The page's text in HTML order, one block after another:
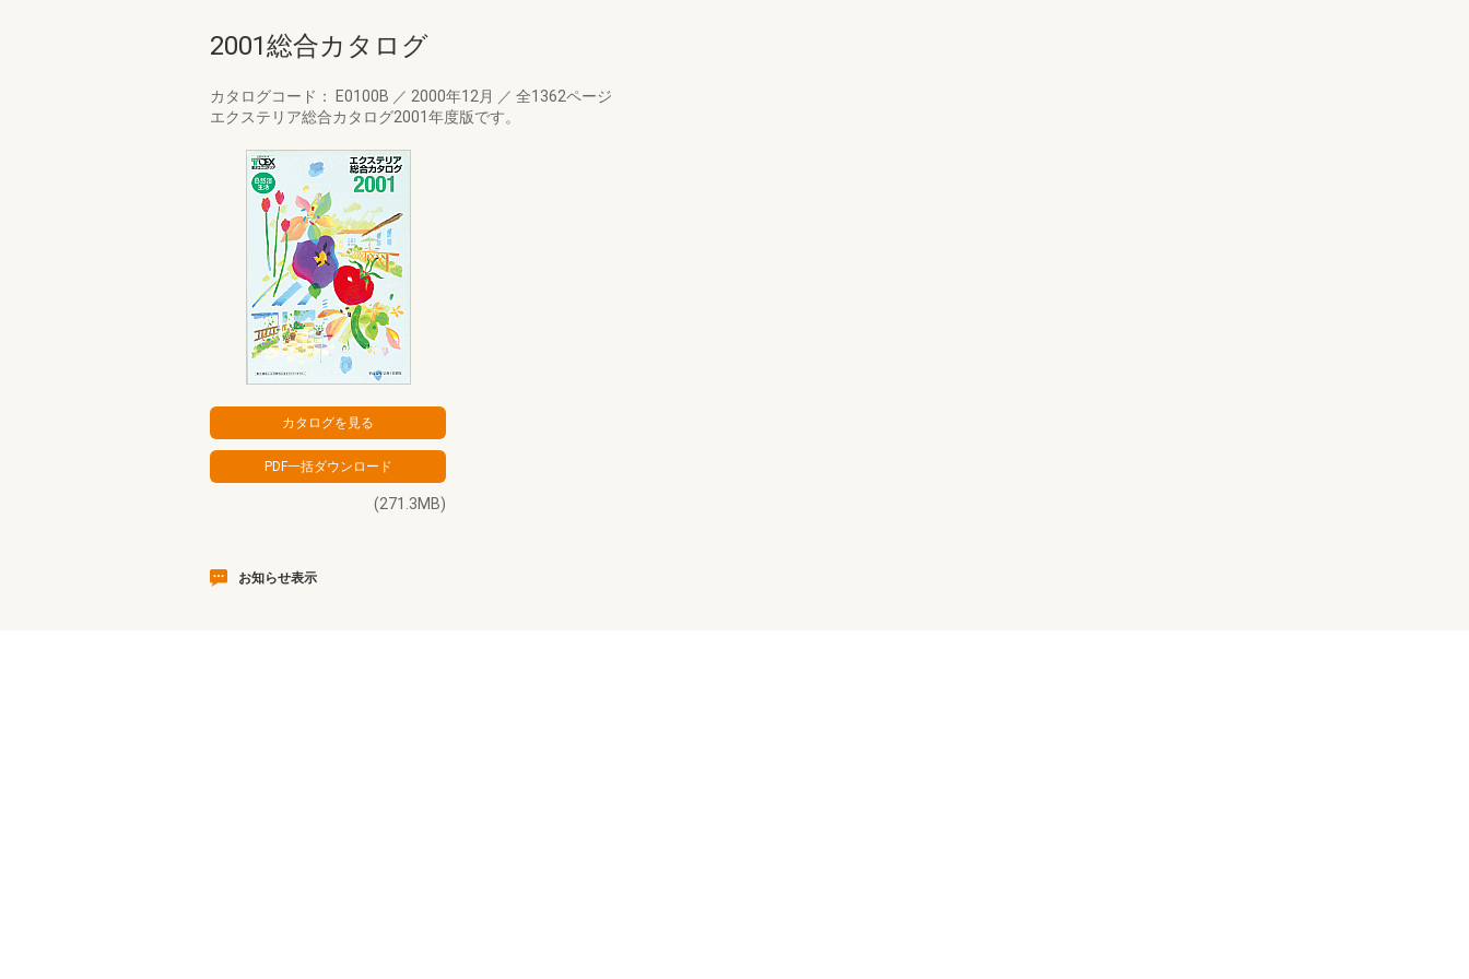
2001総合カタログ
カタログコード： E0100B ／ 2000年12月 ／ 全1362ページ
エクステリア総合カタログ2001年度版です。
(271.3MB)
お知らせ表示